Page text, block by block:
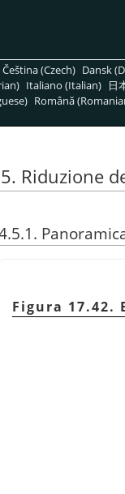
Čeština (Czech) Dansk
Italiano (Italian) 日
Română
Riduzione
Figura 17.42.